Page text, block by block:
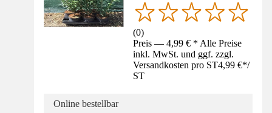
(0)
Preis — 4,99 € * Alle Preise
inkl. MwSt. und ggf. zzgl.
Versandkosten pro ST4,99 €*/
ST
Online bestellbar